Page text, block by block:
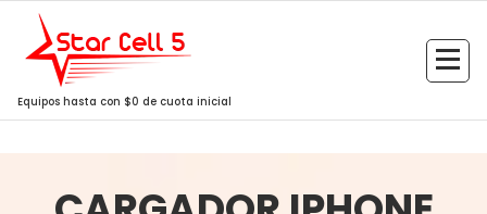
Saltar
contenido
Equipos hasta con $0 de cuota inicial